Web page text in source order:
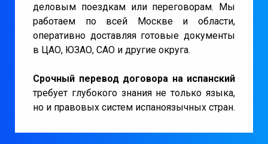
деловым поездкам или переговорам. Мы
работаем по всей Москве и области,
оперативно доставляя готовые документы
в ЦАО, ЮЗАО, САО и другие округа.
Срочный перевод договора на испанский
требует глубокого знания не только языка,
но и правовых систем испаноязычных стран.